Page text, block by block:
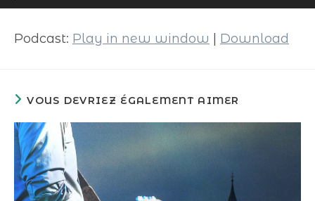
audio
Podcast: Play in new window Download
VOUS DEVRIEZ ÉGALEMENT AIMER